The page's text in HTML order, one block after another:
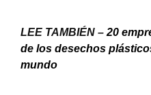
LEE TAMBIÉN – 20
de los desechos
mundo